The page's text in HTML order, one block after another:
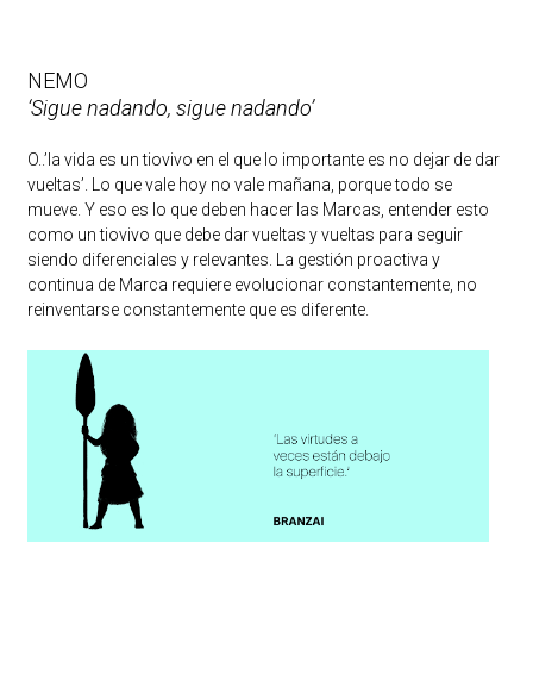
NEMO
‘Sigue nadando, sigue nadando’
O..’la vida es un tiovivo en el que lo importante es no dejar de dar
vueltas’. Lo que vale hoy no vale mañana, porque todo se
mueve. Y eso es lo que deben hacer las Marcas, entender esto
como un tiovivo que debe dar vueltas y vueltas para seguir
siendo diferenciales y relevantes. La gestión proactiva y
continua de Marca requiere evolucionar constantemente, no
reinventarse constantemente que es diferente.